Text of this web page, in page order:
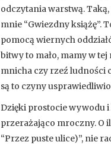
odczytania warstwą.
mnie “Gwiezdny książę”.
pomocą wiernych
bitwy to mało, mamy w
mnicha czy rzeź ludności
są to czyny
Dzięki prostocie wywodu i
przerażająco mroczny. O
“Przez puste ulice)”, nie